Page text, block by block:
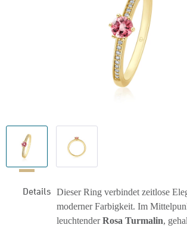
Details Dieser Ring verbindet zeitlose
moderner Farbigkeit. Im
leuchtenderRosa Turmalin,